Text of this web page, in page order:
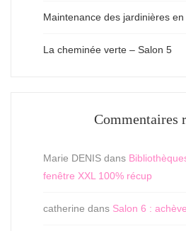
Maintenance des jardinières
La cheminée verte – Salon 5
Commentaires
Marie DENIS dans
fenêtre XXL 100% récup
catherine dans Salon 6 :